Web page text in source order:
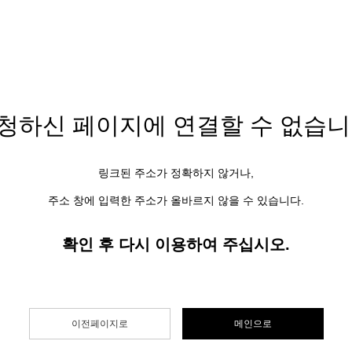
하신 페이지에 연결할 수 없습
링크된 주소가 정확하지 않거나,
주소 창에 입력한 주소가 올바르지 않을 수 있습니다.
확인 후 다시 이용하여 주십시오.
이전페이지로 메인으로